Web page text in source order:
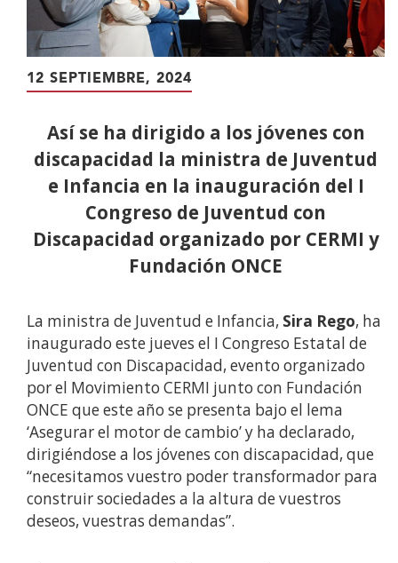
12 SEPTIEMBRE, 2024
Así se ha dirigido a los jóvenes con
discapacidad la ministra de Juventud
e Infancia en la inauguración del I
Congreso de Juventud con
Discapacidad organizado por CERMI y
Fundación ONCE
La ministra de Juventud e Infancia, Sira Rego, ha
inaugurado este jueves el I Congreso Estatal de
Juventud con Discapacidad, evento organizado
por el Movimiento CERMI junto con Fundación
ONCE que este año se presenta bajo el lema
‘Asegurar el motor de cambio’ y ha declarado,
dirigiéndose a los jóvenes con discapacidad, que
“necesitamos vuestro poder transformador para
construir sociedades a la altura de vuestros
deseos, vuestras demandas”.